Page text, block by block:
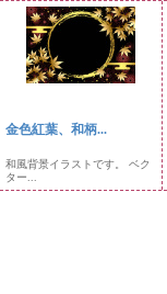
金色紅葉、和柄...
和風背景イラストです。 ベク
ター...